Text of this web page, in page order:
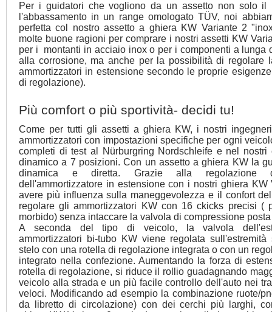
Per i guidatori che vogliono da un assetto non solo il
l'abbassamento in un range omologato TÜV, noi
perfetta col nostro assetto a ghiera KW Variante 2
molte buone ragioni per comprare i nostri assetti KW
per i montanti in acciaio inox o per i componenti a lunga
alla corrosione, ma anche per la possibilità di regolare
ammortizzatori in estensione secondo le proprie
di regolazione).
Più comfort o più sportività- decidi tu!
Come per tutti gli assetti a ghiera KW, i nostri
ammortizzatori con impostazioni specifiche per ogni
completi di test al Nürburgring Nordschleife e nel nostri
dinamico a 7 posizioni. Con un assetto a ghiera KW la
dinamica e diretta. Grazie alla regolazione
dell'ammortizzatore in estensione con i nostri ghiera KW
avere più influenza sulla maneggevolezza e il confort
regolare gli ammortizzatori KW con 16 ckicks precisi (
morbido) senza intaccare la valvola di compressione
A seconda del tipo di veicolo, la valvola
ammortizzatori bi-tubo KW viene regolata sull'estremità
stelo con una rotella di regolazione integrata o con un
integrato nella confezione. Aumentando la forza di
rotella di regolazione, si riduce il rollio guadagnando
veicolo alla strada e un più facile controllo dell'auto nei
veloci. Modificando ad esempio la combinazione ruote/
da libretto di circolazione) con dei cerchi più larghi,